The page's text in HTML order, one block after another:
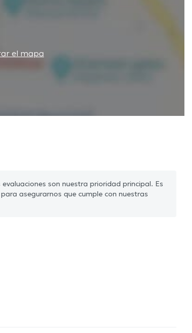
el mapa
son nuestra prioridad principal. Es
asegurarnos que cumple con nuestras